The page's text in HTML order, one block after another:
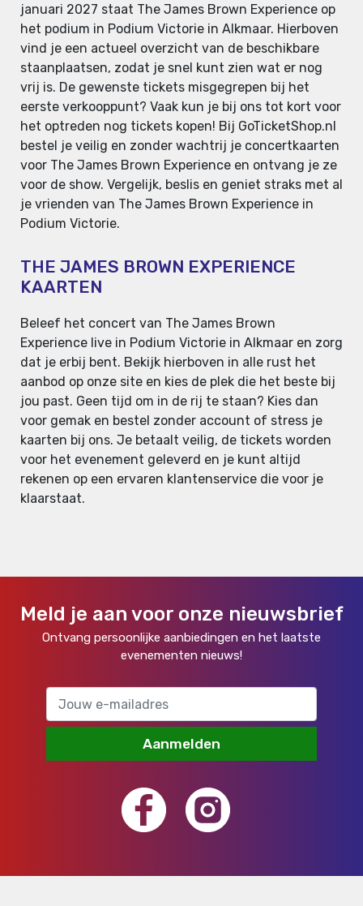
januari 2027 staat The James Brown Experience op
het podium in Podium Victorie in Alkmaar. Hierboven
vind je een actueel overzicht van de beschikbare
staanplaatsen, zodat je snel kunt zien wat er nog
vrij is. De gewenste tickets misgegrepen bij het
eerste verkooppunt? Vaak kun je bij ons tot kort voor
het optreden nog tickets kopen! Bij GoTicketShop.nl
bestel je veilig en zonder wachtrij je concertkaarten
voor The James Brown Experience en ontvang je ze
voor de show. Vergelijk, beslis en geniet straks met al
je vrienden van The James Brown Experience in
Podium Victorie.
THE JAMES BROWN EXPERIENCE
KAARTEN
Beleef het concert van The James Brown
Experience live in Podium Victorie in Alkmaar en zorg
dat je erbij bent. Bekijk hierboven in alle rust het
aanbod op onze site en kies de plek die het beste bij
jou past. Geen tijd om in de rij te staan? Kies dan
voor gemak en bestel zonder account of stress je
kaarten bij ons. Je betaalt veilig, de tickets worden
voor het evenement geleverd en je kunt altijd
rekenen op een ervaren klantenservice die voor je
klaarstaat.
Meld je aan voor onze nieuwsbrief
Ontvang persoonlijke aanbiedingen en het laatste
evenementen nieuws!
Aanmelden